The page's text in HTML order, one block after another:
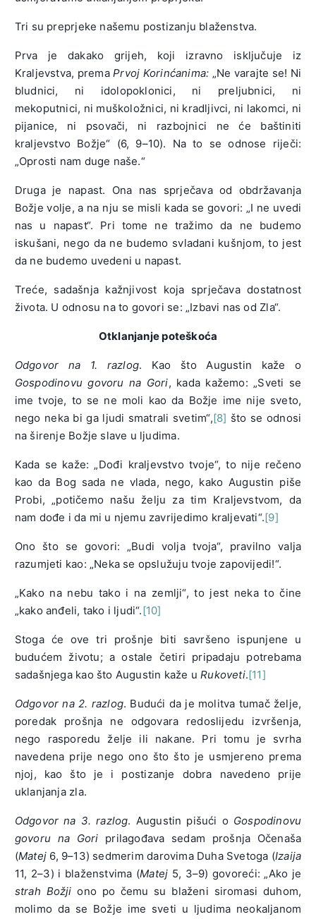
Tri su preprjeke našemu postizanju blaženstva.
Prva je dakako grijeh, koji izravno isključuje iz
Kraljevstva, premaPrvoj Korinćanima: „Ne varajte se! Ni
bludnici, ni idolopoklonici, ni preljubnici, ni
mekoputnici, ni muškoložnici, ni kradljivci, ni lakomci, ni
pijanice, ni psovači, ni razbojnici ne će baštiniti
kraljevstvo Božje“ (6, 9–10). Na to se odnose riječi:
„Oprosti nam duge naše.“
Druga je napast. Ona nas sprječava od obdržavanja
Božje volje, a na nju se misli kada se govori: „I ne uvedi
nas u napast“. Pri tome ne tražimo da ne budemo
iskušani, nego da ne budemo svladani kušnjom, to jest
da ne budemo uvedeni u napast.
Treće, sadašnja kažnjivost koja sprječava dostatnost
života. U odnosu na to govori se: „Izbavi nas od Zla“.
Otklanjanje poteškoća
Odgovor na 1. razlog. Kao što Augustin kaže o
Gospodinovu govoru na Gori, kada kažemo: „Sveti se
ime tvoje, to se ne moli kao da Božje ime nije sveto,
nego neka bi ga ljudi smatrali svetim“,[8] što se odnosi
na širenje Božje slave u ljudima.
Kada se kaže: „Dođi kraljevstvo tvoje“, to nije rečeno
kao da Bog sada ne vlada, nego, kako Augustin piše
Probi, „potičemo našu želju za tim Kraljevstvom, da
nam dođe i da mi u njemu zavrijedimo kraljevati“.[9]
Ono što se govori: „Budi volja tvoja“, pravilno valja
razumjeti kao: „Neka se opslužuju tvoje zapovijedi!“.
„Kako na nebu tako i na zemlji“, to jest neka to čine
„kako anđeli, tako i ljudi“.[10]
Stoga će ove tri prošnje biti savršeno ispunjene u
budućem životu; a ostale četiri pripadaju potrebama
sadašnjega kao što Augustin kaže uRukoveti.[11]
Odgovor na 2. razlog. Budući da je molitva tumač želje,
poredak prošnja ne odgovara redoslijedu izvršenja,
nego rasporedu želje ili nakane. Pri tomu je svrha
navedena prije nego ono što što je usmjereno prema
njoj, kao što je i postizanje dobra navedeno prije
uklanjanja zla.
Odgovor na 3. razlog. Augustin pišući o Gospodinovu
govoru na Gori prilagođava sedam prošnja Očenaša
(Matej 6, 9–13) sedmerim darovima Duha Svetoga (Izaija
11, 2–3) i blaženstvima (Matej 5, 3–9) govoreći: „Ako je
strah Božji ono po čemu su blaženi siromasi duhom,
molimo da se Božje ime sveti u ljudima neokaljanom